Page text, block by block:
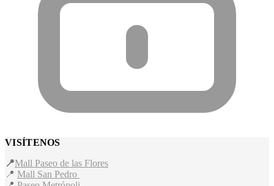
VISÍTENOS
📍Mall Paseo de las Flores
📍 Mall San Pedro